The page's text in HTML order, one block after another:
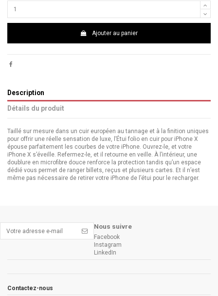
Ajouter au panier
Description
Détails du produit
Taillé sur mesure dans un cuir européen au tannage et à la finition uniques
pour offrir une réelle sensation de luxe, l’Étui folio en cuir pour iPhone X
épouse parfaitement les courbes de votre iPhone. Ouvrez-le, et votre
iPhone X s’éveille. Refermez-le, et il retourne en veille. À l’intérieur, une
doublure en microfibre douce renforce la protection tandis qu’un espace
dédié vous permet de ranger billets, reçus et plusieurs cartes. Et il n’est
même pas nécessaire de retirer votre iPhone de l’étui pour le recharger.
Nous suivre
Facebook
Instagram
LinkedIn
Contactez-nous